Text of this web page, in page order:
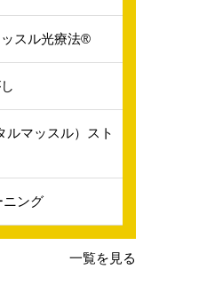
スル光療法®️
ルマッスル）スト
ニング
一覧を見る